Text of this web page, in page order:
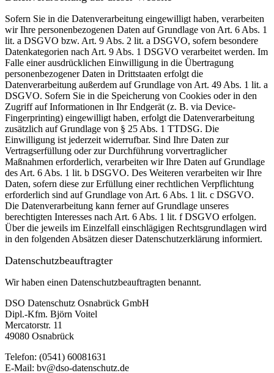
Sofern Sie in die Datenverarbeitung eingewilligt haben, verarbeiten
wir Ihre personenbezogenen Daten auf Grundlage von Art. 6 Abs. 1
lit. a DSGVO bzw. Art. 9 Abs. 2 lit. a DSGVO, sofern besondere
Datenkategorien nach Art. 9 Abs. 1 DSGVO verarbeitet werden. Im
Falle einer ausdrücklichen Einwilligung in die Übertragung
personenbezogener Daten in Drittstaaten erfolgt die
Datenverarbeitung außerdem auf Grundlage von Art. 49 Abs. 1 lit. a
DSGVO. Sofern Sie in die Speicherung von Cookies oder in den
Zugriff auf Informationen in Ihr Endgerät (z. B. via Device-
Fingerprinting) eingewilligt haben, erfolgt die Datenverarbeitung
zusätzlich auf Grundlage von § 25 Abs. 1 TTDSG. Die
Einwilligung ist jederzeit widerrufbar. Sind Ihre Daten zur
Vertragserfüllung oder zur Durchführung vorvertraglicher
Maßnahmen erforderlich, verarbeiten wir Ihre Daten auf Grundlage
des Art. 6 Abs. 1 lit. b DSGVO. Des Weiteren verarbeiten wir Ihre
Daten, sofern diese zur Erfüllung einer rechtlichen Verpflichtung
erforderlich sind auf Grundlage von Art. 6 Abs. 1 lit. c DSGVO.
Die Datenverarbeitung kann ferner auf Grundlage unseres
berechtigten Interesses nach Art. 6 Abs. 1 lit. f DSGVO erfolgen.
Über die jeweils im Einzelfall einschlägigen Rechtsgrundlagen wird
in den folgenden Absätzen dieser Datenschutzerklärung informiert.
Datenschutz­beauftragter
Wir haben einen Datenschutzbeauftragten benannt.
DSO Datenschutz Osnabrück GmbH
Dipl.-Kfm. Björn Voitel
Mercatorstr. 11
49080 Osnabrück
Telefon: (0541) 60081631
E-Mail: bv@dso-datenschutz.de